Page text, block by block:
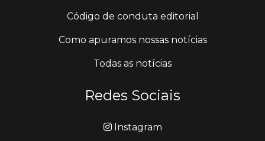
Código de conduta editorial
Como apuramos nossas notícias
Todas as notícias
Redes Sociais
Instagram